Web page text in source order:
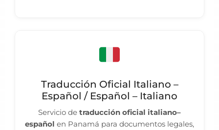
Traducción Oficial Italiano –
Español / Español – Italiano
Servicio de traducción oficial italiano–
español en Panamá para documentos legales,